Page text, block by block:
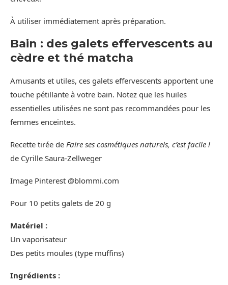
À utiliser immédiatement après préparation.
Bain : des galets effervescents au
cèdre et thé matcha
Amusants et utiles, ces galets effervescents apportent une
touche pétillante à votre bain. Notez que les huiles
essentielles utilisées ne sont pas recommandées pour les
femmes enceintes.
Recette tirée de Faire ses cosmétiques naturels, c’est facile !
de Cyrille Saura-Zellweger
Image Pinterest @blommi.com
Pour 10 petits galets de 20 g
Matériel :
Un vaporisateur
Des petits moules (type muffins)
Ingrédients :